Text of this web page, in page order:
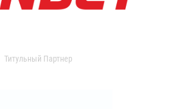
Титульный Партнер